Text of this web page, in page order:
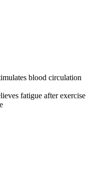
blood circulation
fatigue after exercise